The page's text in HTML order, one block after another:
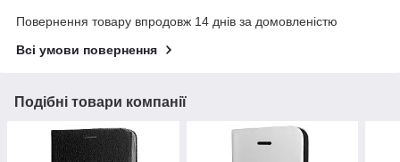
Повернення товару впродовж 14 днів за домовленістю
Всі умови повернення
Подібні товари компанії